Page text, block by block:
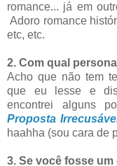
romance... já em
Adoro romance
etc, etc.
2. Com qual
Acho que não tem
que eu lesse e
encontrei alguns
Proposta
haahha (sou cara de
3. Se você fosse